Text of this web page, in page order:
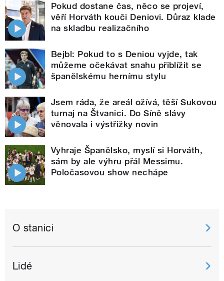
Pokud dostane čas, něco se projeví,
věří Horváth kouči Deniovi. Důraz klade
na skladbu realizačního
Bejbl: Pokud to s Deniou vyjde, tak
můžeme očekávat snahu přiblížit se
španělskému hernímu stylu
Jsem ráda, že areál ožívá, těší Sukovou
turnaj na Štvanici. Do Síně slávy
věnovala i výstřižky novin
Vyhraje Španělsko, myslí si Horváth,
sám by ale výhru přál Messimu.
Poločasovou show nechápe
O stanici
Lidé